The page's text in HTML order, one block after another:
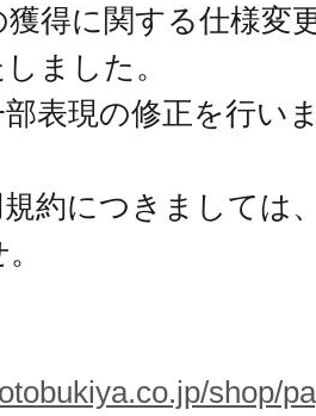
獲得に関する仕様変
ました。
部表現の修正を行い
約につきましては
shop/